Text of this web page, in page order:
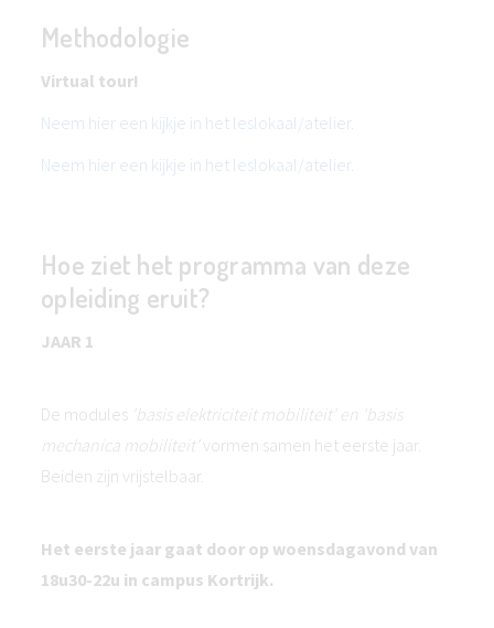
Methodologie
Virtual tour!
Neem hier een kijkje in het leslokaal/atelier.
Neem hier een kijkje in het leslokaal/atelier.
Hoe ziet het programma van deze
opleiding eruit?
JAAR 1
De modules 'basis elektriciteit mobiliteit' en 'basis
mechanica mobiliteit'vormen samen het eerste jaar.
Beiden zijn vrijstelbaar.
Het eerste jaar gaat door op woensdagavond van
18u30-22u in campus Kortrijk.